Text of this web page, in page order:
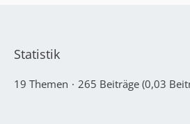
Statistik
19 Themen 265 Beiträge (0,03